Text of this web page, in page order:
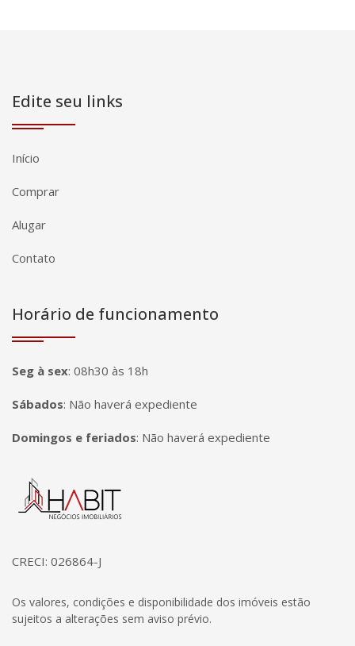
Edite seu links
Início
Comprar
Alugar
Contato
Horário de funcionamento
Seg à sex: 08h30 às 18h
Sábados: Não haverá expediente
Domingos e feriados: Não haverá expediente
Página inicial
CRECI: 026864-J
Os valores, condições e disponibilidade dos imóveis estão
sujeitos a alterações sem aviso prévio.